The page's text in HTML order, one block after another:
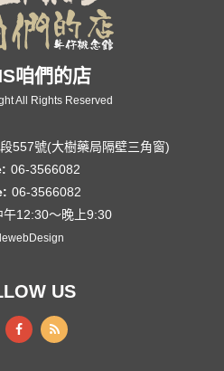
咱們的店
All Rights Reserved
557號(大樹藥局隔壁三角窗)
06-3566082
06-3566082
午12:30～晚上9:30
US